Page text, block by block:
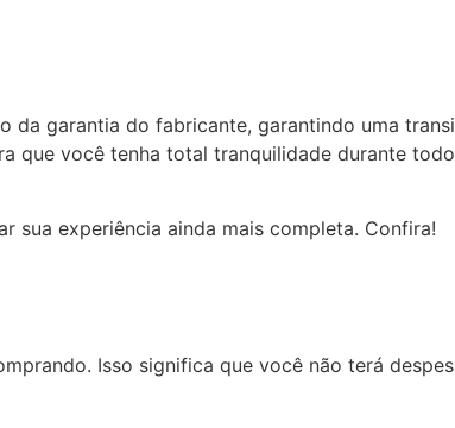
da garantia do fabricante, garantindo uma
que você tenha total tranquilidade durante
sua experiência ainda mais completa. Confira!
Isso significa que você não terá